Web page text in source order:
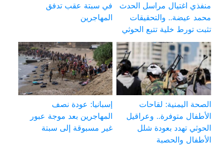
منفذي اغتيال مراسل الحدث
محمد عيضة.. والتحقيقات
تثبت تورط خلية تتبع الحوثي
في سبتة عقب تدفق
المهاجرين
الصحة اليمنية: لقاحات
الأطفال متوفرة.. وعراقيل
الحوثي تهدد بعودة شلل
الأطفال والحصبة
إسبانيا: عودة نصف
المهاجرين بعد موجة عبور
غير مسبوقة إلى سبتة